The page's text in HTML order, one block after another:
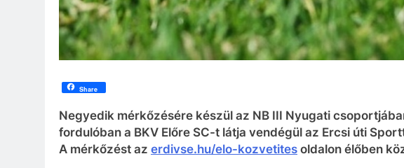
Share
Negyedik mérkőzésére készül az NB III Nyugati
fordulóban a BKV Előre SC-t látja vendégül az Ercsi úti
A mérkőzést az erdivse.hu/elo-kozvetites oldalon élőben